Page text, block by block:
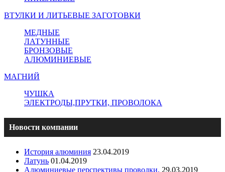
ВТУЛКИ И ЛИТЬЕВЫЕ ЗАГОТОВКИ
МЕДНЫЕ
ЛАТУННЫЕ
БРОНЗОВЫЕ
АЛЮМИНИЕВЫЕ
МАГНИЙ
ЧУШКА
ЭЛЕКТРОДЫ,ПРУТКИ, ПРОВОЛОКА
Новости компании
История алюминия 23.04.2019
Латунь 01.04.2019
Алюминиевые перспективы проводки. 29.03.2019